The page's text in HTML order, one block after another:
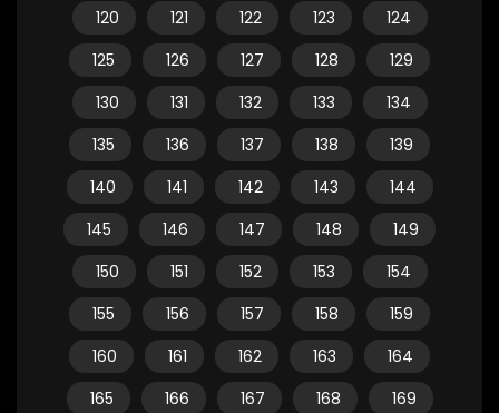
120
121 122 123
124
125
126 127 128
129
130
131 132 133
134
135
136 137 138
139
140
141 142 143
144
145
146 147 148
149
150
151 152 153
154
155
156 157 158
159
160
161 162 163
164
165
166 167 168
169